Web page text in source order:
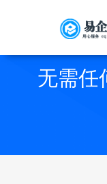
无需任